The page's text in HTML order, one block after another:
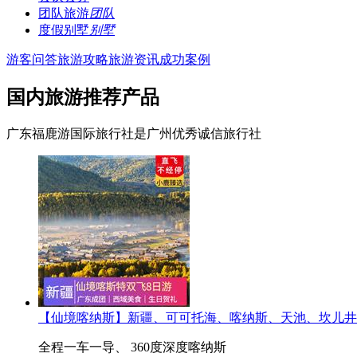
团队旅游团队
度假别墅别墅
游客问答旅游攻略旅游资讯成功案例
国内旅游推荐产品
广东福鹿游国际旅行社是广州优秀诚信旅行社
【仙境喀纳斯】新疆、可可托海、喀纳斯、天池、坎儿
全程一车一导、 360度深度喀纳斯